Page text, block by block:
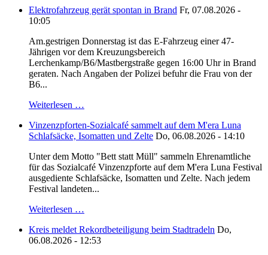
Elektrofahrzeug gerät spontan in Brand Fr, 07.08.2026 -
10:05
Am.gestrigen Donnerstag ist das E-Fahrzeug einer 47-
Jährigen vor dem Kreuzungsbereich
Lerchenkamp/B6/Mastbergstraße gegen 16:00 Uhr in Brand
geraten. Nach Angaben der Polizei befuhr die Frau von der
B6...
Weiterlesen …
Vinzenzpforten-Sozialcafé sammelt auf dem M'era Luna
Schlafsäcke, Isomatten und Zelte Do, 06.08.2026 - 14:10
Unter dem Motto "Bett statt Müll" sammeln Ehrenamtliche
für das Sozialcafé Vinzenzpforte auf dem M'era Luna Festival
ausgediente Schlafsäcke, Isomatten und Zelte. Nach jedem
Festival landeten...
Weiterlesen …
Kreis meldet Rekordbeteiligung beim Stadtradeln Do,
06.08.2026 - 12:53